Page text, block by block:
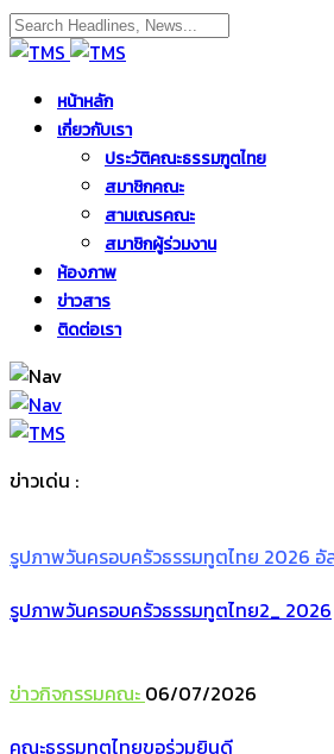
หน้าหลัก
เกี่ยวกับเรา
ประวัติคณะธรรมฑูตไทย
สมาชิกคณะ
สามเณรคณะ
สมาชิกผู้ร่วมงาน
ห้องภาพ
ข่าวสาร
ติดต่อเรา
ข่าวเด่น :
รูปภาพวันครอบครัวธรรมทูตไทย 2026 อั
รูปภาพวันครอบครัวธรรมทูตไทย2_ 2026
ข่าวกิจกรรมคณะ 06/07/2026
คณะธรรมทูตไทยขอร่วมยินดี